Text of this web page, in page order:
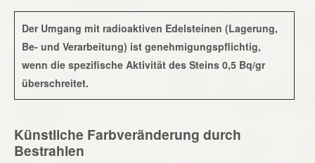
Der Umgang mit radioaktiven Edelsteinen (Lagerung,
Be- und Verarbeitung) ist genehmigungspflichtig,
wenn die spezifische Aktivität des Steins 0,5 Bq/gr
überschreitet.
Künstliche Farbveränderung durch
Bestrahlen